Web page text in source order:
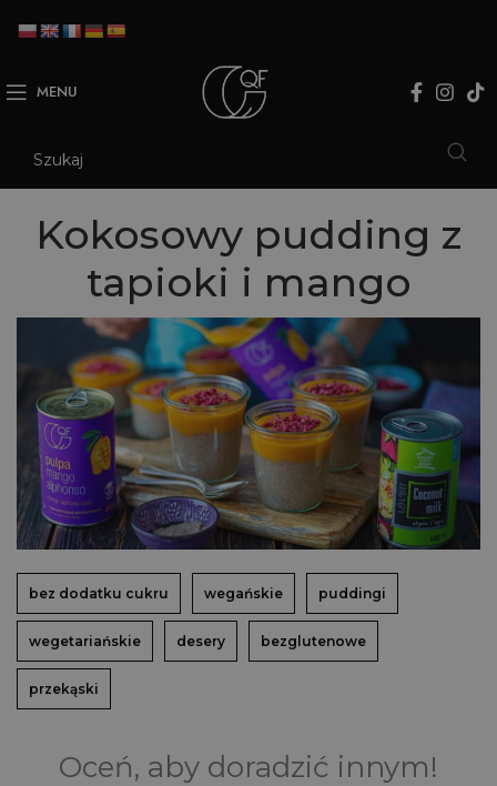
MENU
Kokosowy pudding z
tapioki i mango
bez dodatku cukru wegańskie puddingi
wegetariańskie desery bezglutenowe
przekąski
Oceń, aby doradzić innym!